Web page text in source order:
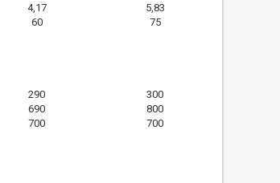
4,17
5,83
60
75
290
300
690
800
700
700